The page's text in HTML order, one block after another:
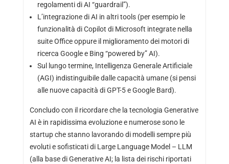
regolamenti di AI “guardrail”).
L’integrazione di AI in altri tools (per esempio le
funzionalità di Copilot di Microsoft integrate nella
suite Office oppure il miglioramento dei motori di
ricerca Google e Bing “powered by” AI).
Sul lungo termine, Intelligenza Generale Artificiale
(AGI) indistinguibile dalle capacità umane (si pensi
alle nuove capacità di GPT-5 e Google Bard).
Concludo con il ricordare che la tecnologia Generative
AI è in rapidissima evoluzione e numerose sono le
startup che stanno lavorando di modelli sempre più
evoluti e sofisticati di Large Language Model – LLM
(alla base di Generative AI; la lista dei rischi riportati